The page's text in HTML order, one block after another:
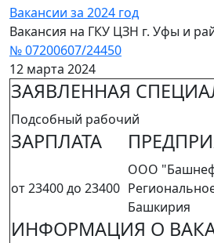
Вакансии за 2024 год
Вакансия на ГКУ ЦЗН г. Уфы и
№ 07200607/24450
12 марта 2024
ЗАЯВЛЕННАЯ
Подсобный рабочий
ЗАРПЛАТА
от 23400 до 23400
ООО
Башкирия
ИНФОРМАЦИЯ О